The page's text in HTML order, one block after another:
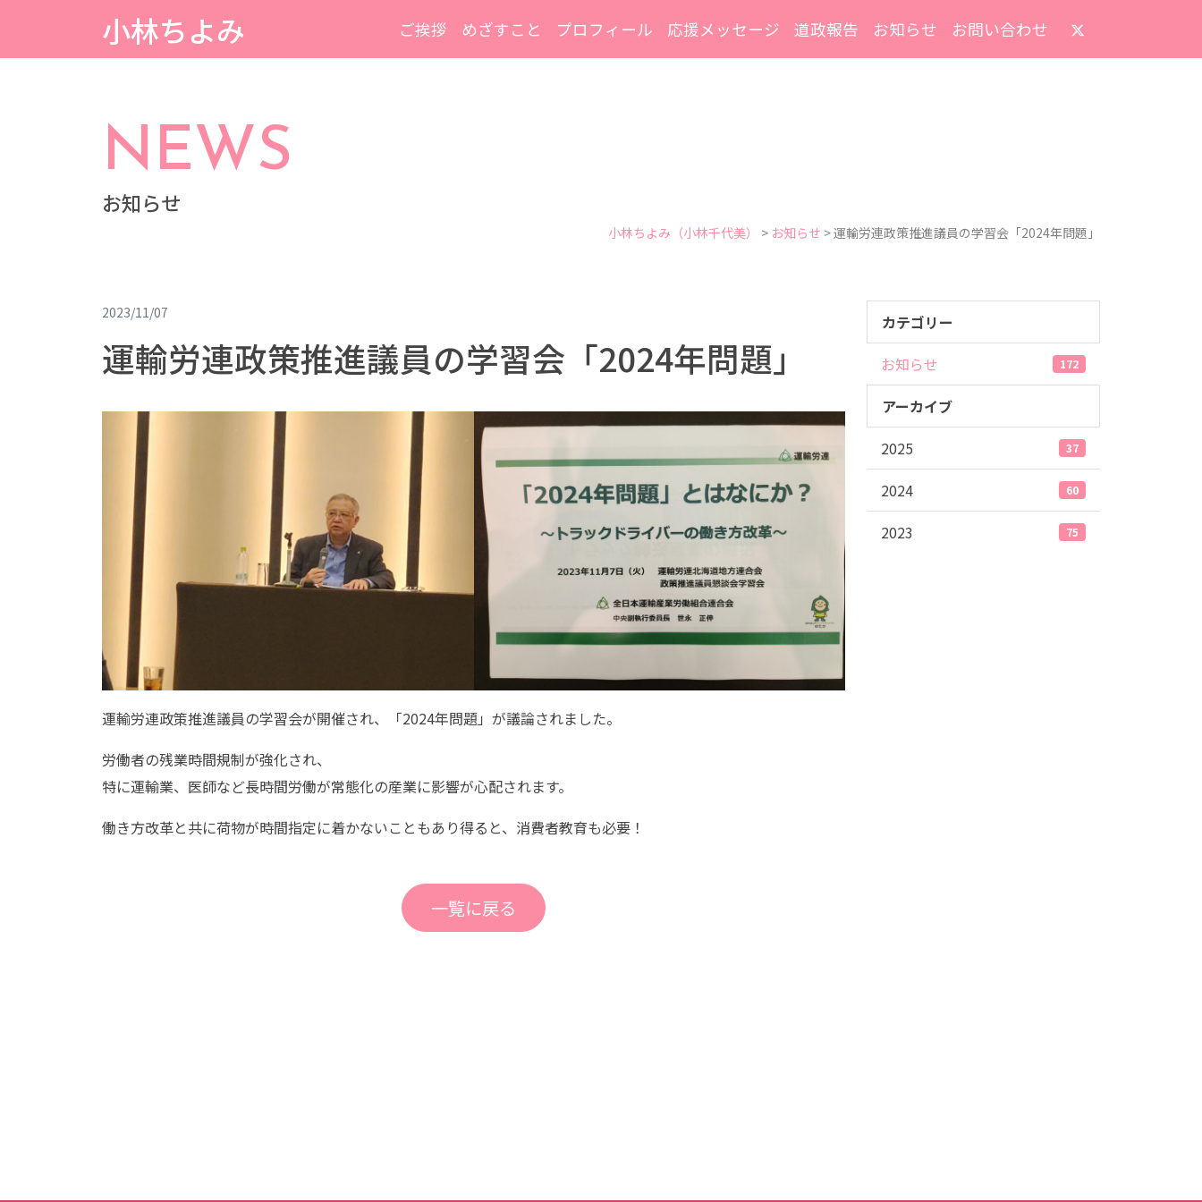
小林ちよみ ご挨拶 めざすこと プロフィール 応援メッセージ 道政報告 お知らせ お問い合わせ
NEWS
お知らせ
小林ちよみ（小林千代美） > お知らせ >運輸労連政策推進議員の学習会「2024年問題」
2023/11/07
運輸労連政策推進議員の学習会「2024年問題」
運輸労連政策推進議員の学習会が開催され、「2024年問題」が議論されました。
労働者の残業時間規制が強化され、
特に運輸業、医師など長時間労働が常態化の産業に影響が心配されます。
働き方改革と共に荷物が時間指定に着かないこともあり得ると、消費者教育も必要！
一覧に戻る
カテゴリー
お知らせ
172
アーカイブ
2025
37
2024 60
2023 75